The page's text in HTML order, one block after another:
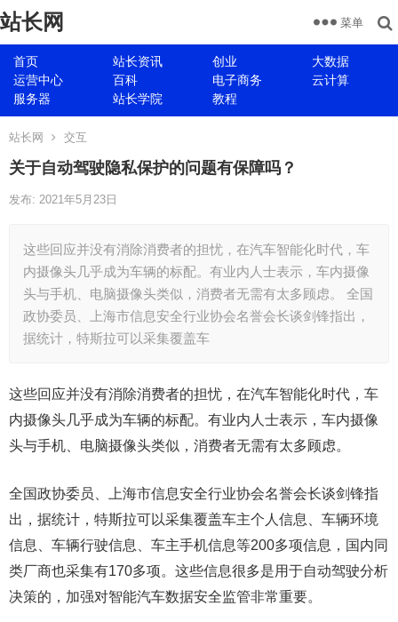
站长网
首页 站长资讯 创业
大数据
运营中心
百科 电子商务
云计算
服务器
站长学院 教程
菜单
站长网 交互
关于自动驾驶隐私保护的问题有保障吗？
发布: 2021年5月23日
这些回应并没有消除消费者的担忧，在汽车智能化时代，车
内摄像头几乎成为车辆的标配。有业内人士表示，车内摄像
头与手机、电脑摄像头类似，消费者无需有太多顾虑。 全国
政协委员、上海市信息安全行业协会名誉会长谈剑锋指出，
据统计，特斯拉可以采集覆盖车
这些回应并没有消除消费者的担忧，在汽车智能化时代，车
内摄像头几乎成为车辆的标配。有业内人士表示，车内摄像
头与手机、电脑摄像头类似，消费者无需有太多顾虑。
全国政协委员、上海市信息安全行业协会名誉会长谈剑锋指
出，据统计，特斯拉可以采集覆盖车主个人信息、车辆环境
信息、车辆行驶信息、车主手机信息等200多项信息，国内同
类厂商也采集有170多项。这些信息很多是用于自动驾驶分析
决策的，加强对智能汽车数据安全监管非常重要。